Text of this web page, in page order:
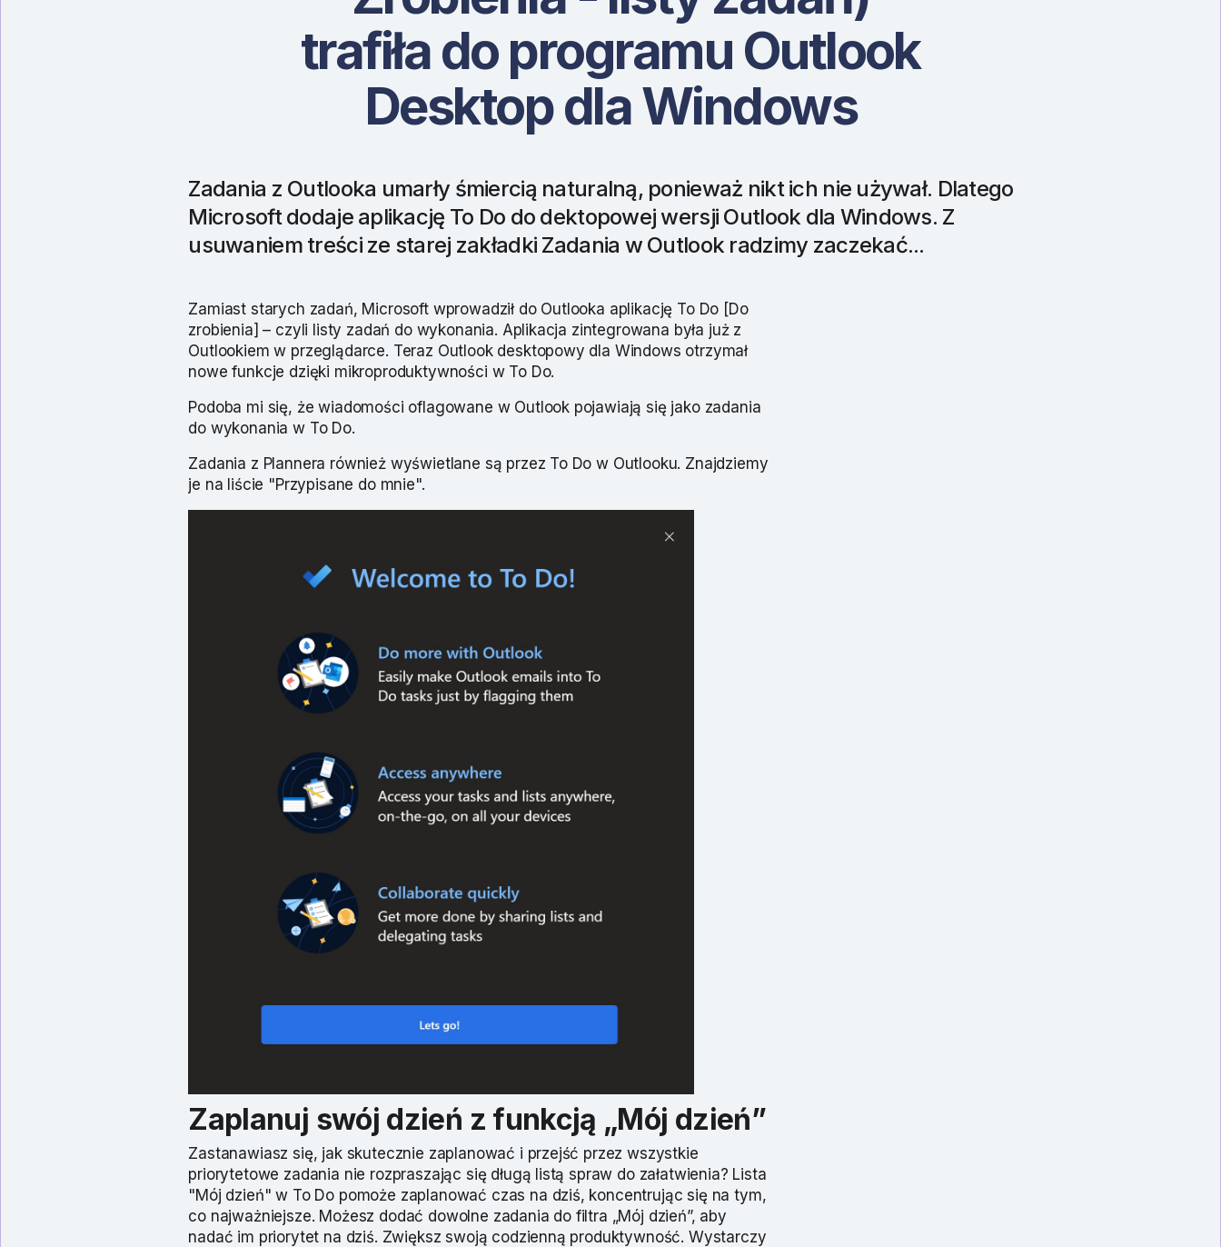
trafiła do programu Outlook
Desktop dla Windows
Zadania z Outlooka umarły śmiercią naturalną, ponieważ nikt ich nie używał. Dlatego
Microsoft dodaje aplikację To Do do dektopowej wersji Outlook dla Windows. Z
usuwaniem treści ze starej zakładki Zadania w Outlook radzimy zaczekać...
Zamiast starych zadań, Microsoft wprowadził do Outlooka aplikację To Do [Do
zrobienia] – czyli listy zadań do wykonania. Aplikacja zintegrowana była już z
Outlookiem w przeglądarce. Teraz Outlook desktopowy dla Windows otrzymał
nowe funkcje dzięki mikroproduktywności w To Do.
Podoba mi się, że wiadomości oflagowane w Outlook pojawiają się jako zadania
do wykonania w To Do.
Zadania z Plannera również wyświetlane są przez To Do w Outlooku. Znajdziemy
je na liście "Przypisane do mnie".
Zaplanuj swój dzień z funkcją „Mój dzień”
Zastanawiasz się, jak skutecznie zaplanować i przejść przez wszystkie
priorytetowe zadania nie rozpraszając się długą listą spraw do załatwienia? Lista
"Mój dzień" w To Do pomoże zaplanować czas na dziś, koncentrując się na tym,
co najważniejsze. Możesz dodać dowolne zadania do filtra „Mój dzień”, aby
nadać im priorytet na dziś. Zwiększ swoją codzienną produktywność. Wystarczy